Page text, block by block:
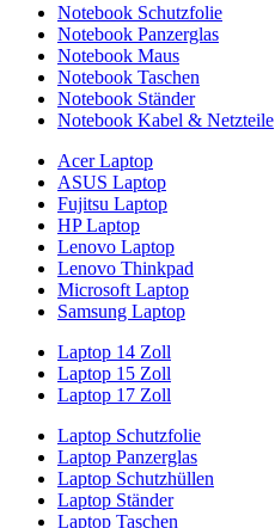
Notebook Schutzfolie
Notebook Panzerglas
Notebook Maus
Notebook Taschen
Notebook Ständer
Notebook Kabel & Netzteile
Acer Laptop
ASUS Laptop
Fujitsu Laptop
HP Laptop
Lenovo Laptop
Lenovo Thinkpad
Microsoft Laptop
Samsung Laptop
Laptop 14 Zoll
Laptop 15 Zoll
Laptop 17 Zoll
Laptop Schutzfolie
Laptop Panzerglas
Laptop Schutzhüllen
Laptop Ständer
Laptop Taschen